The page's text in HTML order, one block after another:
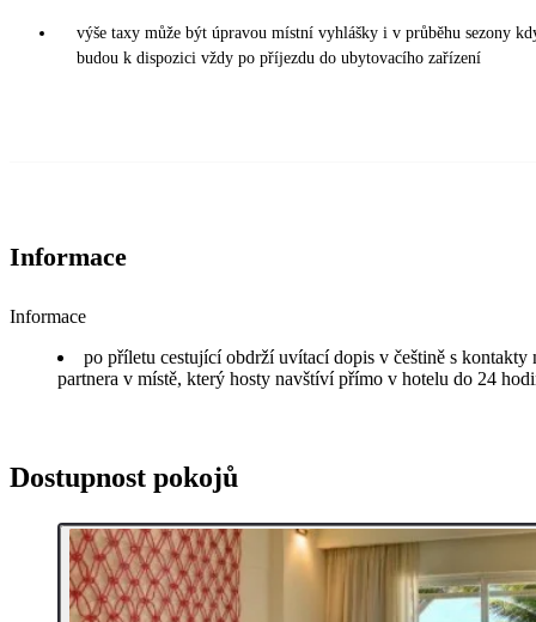
výše taxy může být úpravou místní vyhlášky i v průběhu sezony
budou k dispozici vždy po příjezdu do ubytovacího zařízení
Informace
Informace
po příletu cestující obdrží uvítací dopis v češtině s kontakty
partnera v místě, který hosty navštíví přímo v hotelu do 24
Dostupnost pokojů